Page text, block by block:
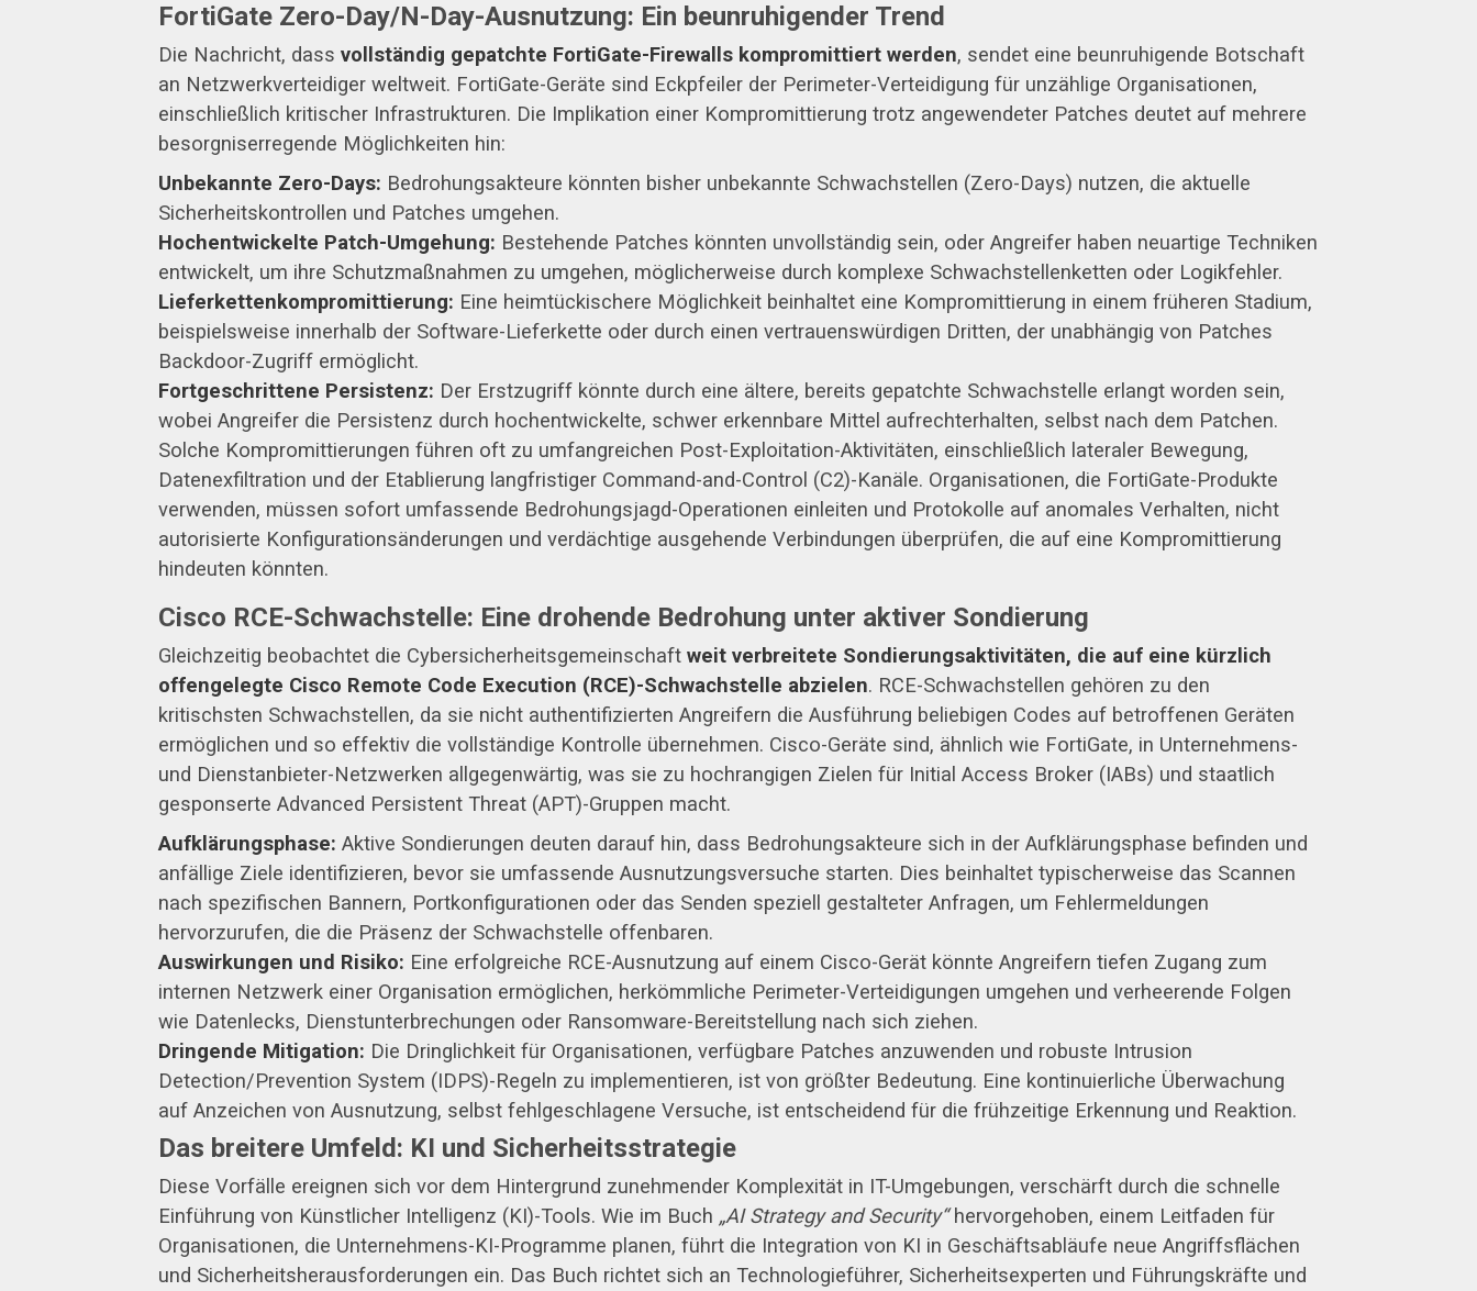
FortiGate Zero-Day/N-Day-Ausnutzung: Ein beunruhigender Trend
Die Nachricht, dass vollständig gepatchte FortiGate-Firewalls kompromittiert werden, sendet eine beunruhigende Botschaft
an Netzwerkverteidiger weltweit. FortiGate-Geräte sind Eckpfeiler der Perimeter-Verteidigung für unzählige Organisationen,
einschließlich kritischer Infrastrukturen. Die Implikation einer Kompromittierung trotz angewendeter Patches deutet auf mehrere
besorgniserregende Möglichkeiten hin:
Unbekannte Zero-Days: Bedrohungsakteure könnten bisher unbekannte Schwachstellen (Zero-Days) nutzen, die aktuelle
Sicherheitskontrollen und Patches umgehen.
Hochentwickelte Patch-Umgehung: Bestehende Patches könnten unvollständig sein, oder Angreifer haben neuartige Techniken
entwickelt, um ihre Schutzmaßnahmen zu umgehen, möglicherweise durch komplexe Schwachstellenketten oder Logikfehler.
Lieferkettenkompromittierung: Eine heimtückischere Möglichkeit beinhaltet eine Kompromittierung in einem früheren Stadium,
beispielsweise innerhalb der Software-Lieferkette oder durch einen vertrauenswürdigen Dritten, der unabhängig von Patches
Backdoor-Zugriff ermöglicht.
Fortgeschrittene Persistenz: Der Erstzugriff könnte durch eine ältere, bereits gepatchte Schwachstelle erlangt worden sein,
wobei Angreifer die Persistenz durch hochentwickelte, schwer erkennbare Mittel aufrechterhalten, selbst nach dem Patchen.
Solche Kompromittierungen führen oft zu umfangreichen Post-Exploitation-Aktivitäten, einschließlich lateraler Bewegung,
Datenexfiltration und der Etablierung langfristiger Command-and-Control (C2)-Kanäle. Organisationen, die FortiGate-Produkte
verwenden, müssen sofort umfassende Bedrohungsjagd-Operationen einleiten und Protokolle auf anomales Verhalten, nicht
autorisierte Konfigurationsänderungen und verdächtige ausgehende Verbindungen überprüfen, die auf eine Kompromittierung
hindeuten könnten.
Cisco RCE-Schwachstelle: Eine drohende Bedrohung unter aktiver Sondierung
Gleichzeitig beobachtet die Cybersicherheitsgemeinschaft weit verbreitete Sondierungsaktivitäten, die auf eine kürzlich
offengelegte Cisco Remote Code Execution (RCE)-Schwachstelle abzielen. RCE-Schwachstellen gehören zu den
kritischsten Schwachstellen, da sie nicht authentifizierten Angreifern die Ausführung beliebigen Codes auf betroffenen Geräten
ermöglichen und so effektiv die vollständige Kontrolle übernehmen. Cisco-Geräte sind, ähnlich wie FortiGate, in Unternehmens-
und Dienstanbieter-Netzwerken allgegenwärtig, was sie zu hochrangigen Zielen für Initial Access Broker (IABs) und staatlich
gesponserte Advanced Persistent Threat (APT)-Gruppen macht.
Aufklärungsphase: Aktive Sondierungen deuten darauf hin, dass Bedrohungsakteure sich in der Aufklärungsphase befinden und
anfällige Ziele identifizieren, bevor sie umfassende Ausnutzungsversuche starten. Dies beinhaltet typischerweise das Scannen
nach spezifischen Bannern, Portkonfigurationen oder das Senden speziell gestalteter Anfragen, um Fehlermeldungen
hervorzurufen, die die Präsenz der Schwachstelle offenbaren.
Auswirkungen und Risiko: Eine erfolgreiche RCE-Ausnutzung auf einem Cisco-Gerät könnte Angreifern tiefen Zugang zum
internen Netzwerk einer Organisation ermöglichen, herkömmliche Perimeter-Verteidigungen umgehen und verheerende Folgen
wie Datenlecks, Dienstunterbrechungen oder Ransomware-Bereitstellung nach sich ziehen.
Dringende Mitigation: Die Dringlichkeit für Organisationen, verfügbare Patches anzuwenden und robuste Intrusion
Detection/Prevention System (IDPS)-Regeln zu implementieren, ist von größter Bedeutung. Eine kontinuierliche Überwachung
auf Anzeichen von Ausnutzung, selbst fehlgeschlagene Versuche, ist entscheidend für die frühzeitige Erkennung und Reaktion.
Das breitere Umfeld: KI und Sicherheitsstrategie
Diese Vorfälle ereignen sich vor dem Hintergrund zunehmender Komplexität in IT-Umgebungen, verschärft durch die schnelle
Einführung von Künstlicher Intelligenz (KI)-Tools. Wie im Buch „AI Strategy and Security“hervorgehoben, einem Leitfaden für
Organisationen, die Unternehmens-KI-Programme planen, führt die Integration von KI in Geschäftsabläufe neue Angriffsflächen
und Sicherheitsherausforderungen ein. Das Buch richtet sich an Technologieführer, Sicherheitsexperten und Führungskräfte und